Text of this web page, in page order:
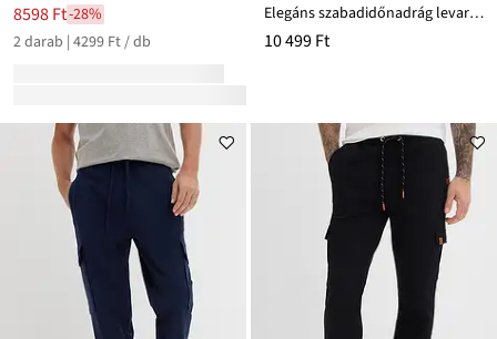
8598 Ft-28%
2 darab | 4299 Ft / db
Elegáns szabadidőnadrág levarrt hajtással, puha pamut keverékből
10 499 Ft